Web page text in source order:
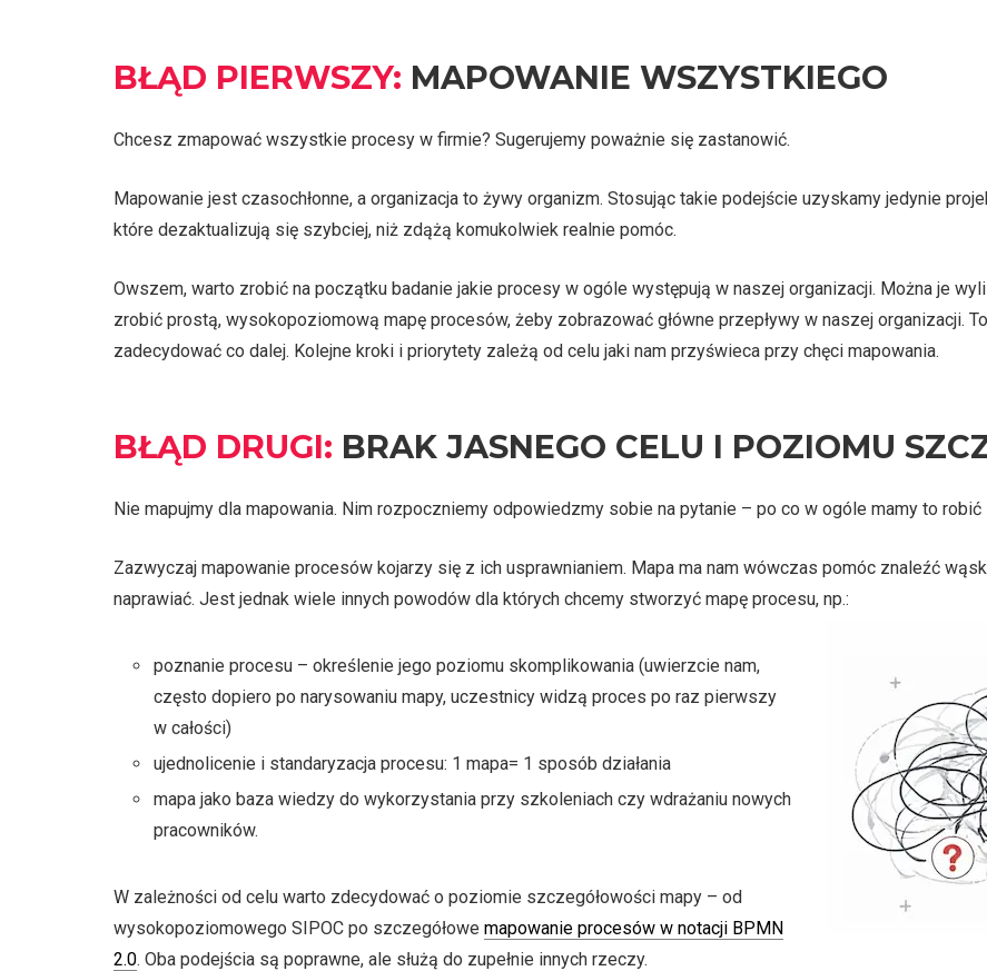
BŁĄD PIERWSZY: MAPOWANIE WSZYSTKIEGO
Chcesz zmapować wszystkie procesy w firmie? Sugerujemy poważnie się zastanowić.
Mapowanie jest czasochłonne, a organizacja to żywy organizm. Stosując takie podejście uzyskamy jedynie
które dezaktualizują się szybciej, niż zdążą komukolwiek realnie pomóc.
Owszem, warto zrobić na początku badanie jakie procesy w ogóle występują w naszej organizacji. Można je
zrobić prostą, wysokopoziomową mapę procesów, żeby zobrazować główne przepływy w naszej organizacji.
zadecydować co dalej. Kolejne kroki i priorytety zależą od celu jaki nam przyświeca przy chęci mapowania.
BŁĄD DRUGI: BRAK JASNEGO CELU I POZIOMU
Nie mapujmy dla mapowania. Nim rozpoczniemy odpowiedzmy sobie na pytanie – po co w ogóle mamy to
Zazwyczaj mapowanie procesów kojarzy się z ich usprawnianiem. Mapa ma nam wówczas pomóc znaleźć
naprawiać. Jest jednak wiele innych powodów dla których chcemy stworzyć mapę procesu, np.:
poznanie procesu – określenie jego poziomu skomplikowania (uwierzcie nam,
często dopiero po narysowaniu mapy, uczestnicy widzą proces po raz pierwszy
w całości)
ujednolicenie i standaryzacja procesu: 1 mapa= 1 sposób działania
mapa jako baza wiedzy do wykorzystania przy szkoleniach czy wdrażaniu nowych
pracowników.
W zależności od celu warto zdecydować o poziomie szczegółowości mapy – od
wysokopoziomowego SIPOC po szczegółowe mapowanie procesów w notacji BPMN
2.0. Oba podejścia są poprawne, ale służą do zupełnie innych rzeczy.